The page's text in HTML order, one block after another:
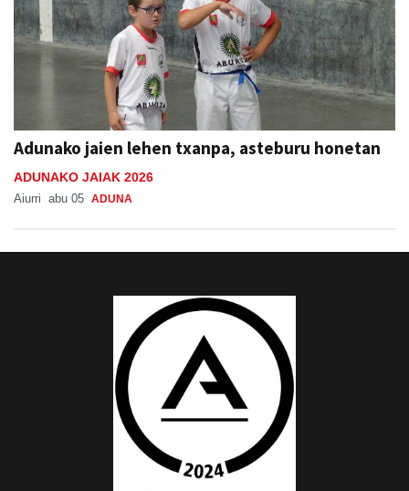
Adunako jaien lehen txanpa, asteburu honetan
ADUNAKO JAIAK 2026
Aiurri abu 05 ADUNA